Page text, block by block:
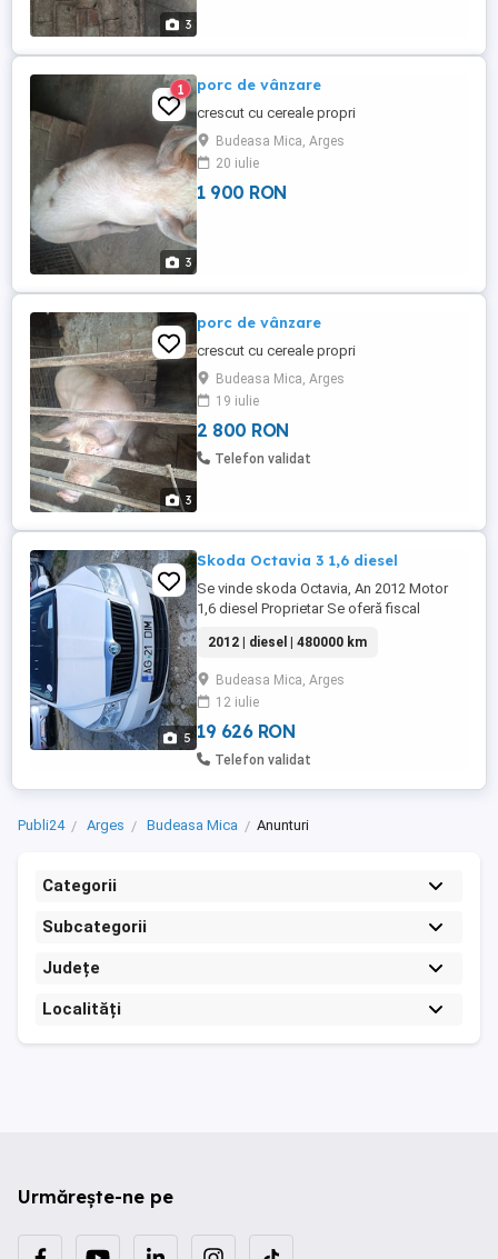
3
3
1 porc de vânzare
crescut cu cereale propri
Budeasa Mica, Arges
20 iulie
1 900 RON
3
porc de vânzare
crescut cu cereale propri
Budeasa Mica, Arges
19 iulie
2 800 RON
Telefon validat
5
Skoda Octavia 3 1,6 diesel
Se vinde skoda Octavia, An 2012 Motor
1,6 diesel Proprietar Se oferă fiscal
2012 | diesel | 480000 km
Budeasa Mica, Arges
12 iulie
19 626 RON
Telefon validat
Publi24 Arges Budeasa Mica Anunturi
Categorii
Subcategorii
Județe
Localități
Urmărește-ne pe